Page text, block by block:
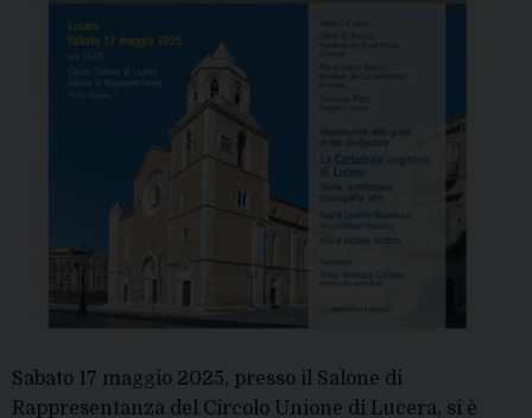
Sabato 17 maggio 2025, presso il Salone di
Rappresentanza del Circolo Unione di Lucera, si è